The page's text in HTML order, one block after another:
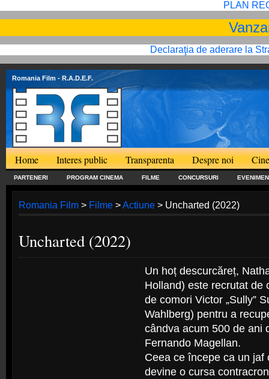
PLAN
Declaraţia de aderare la
Romania Film - R.A.D.E.F.
Home Interes public Transparenta Despre noi
PARTENERI PROGRAM CINEMA FILME CONCURSURI
Romania Film> Filme>Actiune> Uncharted (2022)
Uncharted (2022)
Un hoț descurcăreț,
Holland) este recrutat de
de comori Victor „Sully”
Wahlberg) pentru a
cândva acum 500 de ani
Fernando Magellan.
Ceea ce începe ca un jaf
devine o cursa